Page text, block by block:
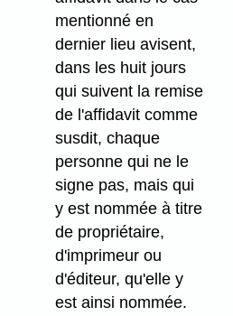
mentionné en
dernier lieu avisent,
dans les huit jours
qui suivent la remise
de l'affidavit comme
susdit, chaque
personne qui ne le
signe pas, mais qui
y est nommée à titre
de propriétaire,
d'imprimeur ou
d'éditeur, qu'elle y
est ainsi nommée.